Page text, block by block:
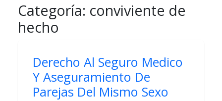
Categoría: conviviente de
hecho
Derecho Al Seguro Medico
Y Aseguramiento De
Parejas Del Mismo Sexo